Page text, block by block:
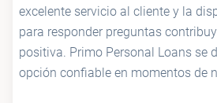
excelente servicio al cliente y la
para responder preguntas
positiva. Primo Personal Loans se
opción confiable en momentos de